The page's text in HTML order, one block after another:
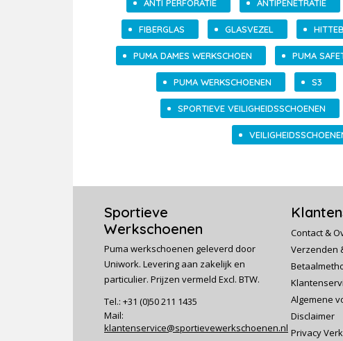
ANTI PERFORATIE ANTIPENETRATIE
FIBERGLAS GLASVEZEL
PUMA DAMES WERKSCHOEN PUMA
PUMA WERKSCHOENEN S3
SPORTIEVE VEILIGHEIDSSCHOENEN
Sportieve
Werkschoenen
Puma werkschoenen geleverd door
Uniwork. Levering aan zakelijk en
particulier. Prijzen vermeld Excl. BTW.
Tel.: +31 (0)50 211 1435
Mail:
klantenservice@sportievewerkschoenen.nl
Contact &
Verzenden
Algemene
Disclaimer
Privacy